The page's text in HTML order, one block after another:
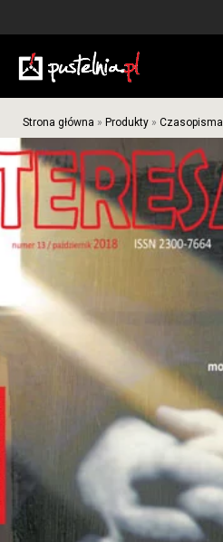
Strona główna » Produkty» Czasopisma